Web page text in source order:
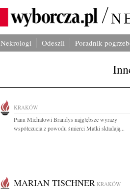
Nekrologi Odeszli Poradnik
KRAKÓW
Panu Michałowi Brandys najgłębsze wyrazy
współczucia z powodu śmierci Matki składają...
MARIAN TISCHNER KRAKÓW